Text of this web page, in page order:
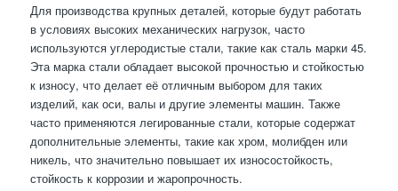
Для производства крупных деталей, которые будут работать
в условиях высоких механических нагрузок, часто
используются углеродистые стали, такие как сталь марки 45.
Эта марка стали обладает высокой прочностью и стойкостью
к износу, что делает её отличным выбором для таких
изделий, как оси, валы и другие элементы машин. Также
часто применяются легированные стали, которые содержат
дополнительные элементы, такие как хром, молибден или
никель, что значительно повышает их износостойкость,
стойкость к коррозии и жаропрочность.